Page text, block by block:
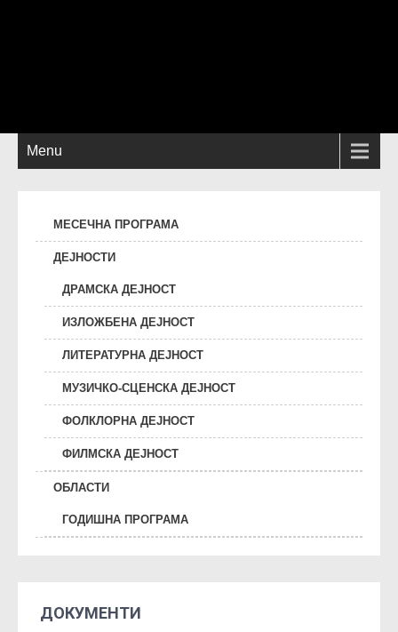
Menu
МЕСЕЧНА ПРОГРАМА
ДЕЈНОСТИ
ДРАМСКА ДЕЈНОСТ
ИЗЛОЖБЕНА ДЕЈНОСТ
ЛИТЕРАТУРНА ДЕЈНОСТ
МУЗИЧКО-СЦЕНСКА ДЕЈНОСТ
ФОЛКЛОРНА ДЕЈНОСТ
ФИЛМСКА ДЕЈНОСТ
ОБЛАСТИ
ГОДИШНА ПРОГРАМА
ДОКУМЕНТИ